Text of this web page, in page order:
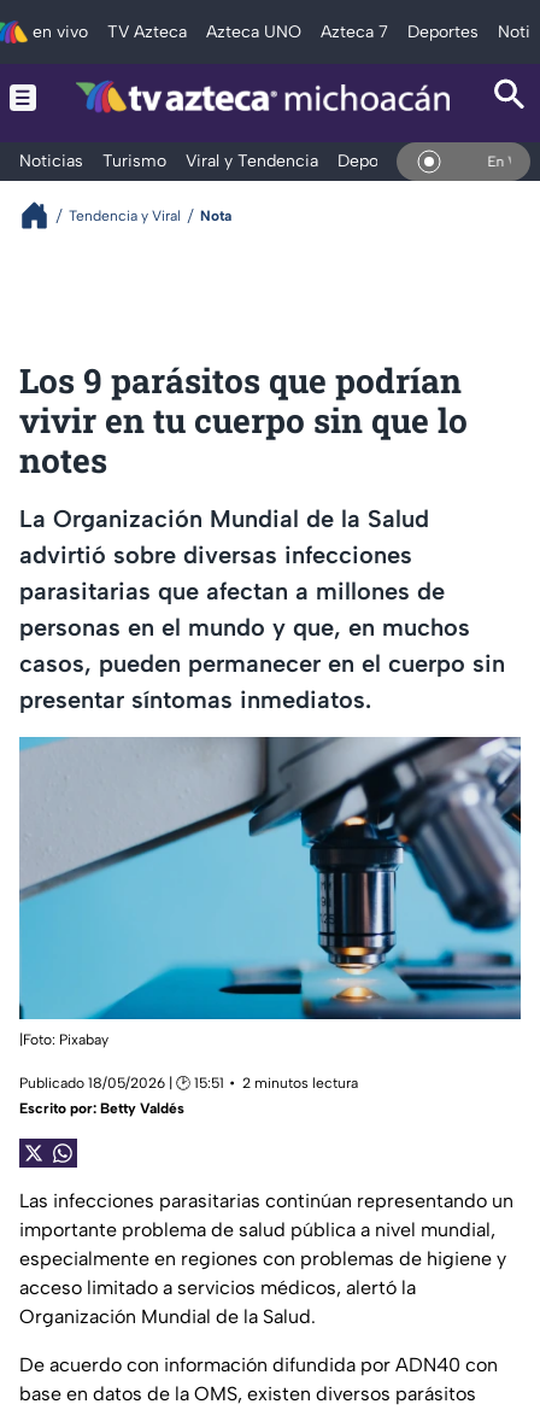
en vivo TV Azteca Azteca UNO Azteca 7 Deportes
Noticias Turismo Viral y Tendencia Deportes Espectáculos
En Vivo
Tendencia y Viral Nota
Los 9 parásitos que podrían
vivir en tu cuerpo sin que lo
notes
La Organización Mundial de la Salud
advirtió sobre diversas infecciones
parasitarias que afectan a millones de
personas en el mundo y que, en muchos
casos, pueden permanecer en el cuerpo sin
presentar síntomas inmediatos.
|Foto: Pixabay
Publicado 18/05/2026 | 🕑 15:51
2 minutos lectura
Escrito por: Betty Valdés
Las infecciones parasitarias continúan representando un
importante problema de salud pública a nivel mundial,
especialmente en regiones con problemas de higiene y
acceso limitado a servicios médicos, alertó la
Organización Mundial de la Salud.
De acuerdo con información difundida por ADN40 con
base en datos de la OMS, existen diversos parásitos